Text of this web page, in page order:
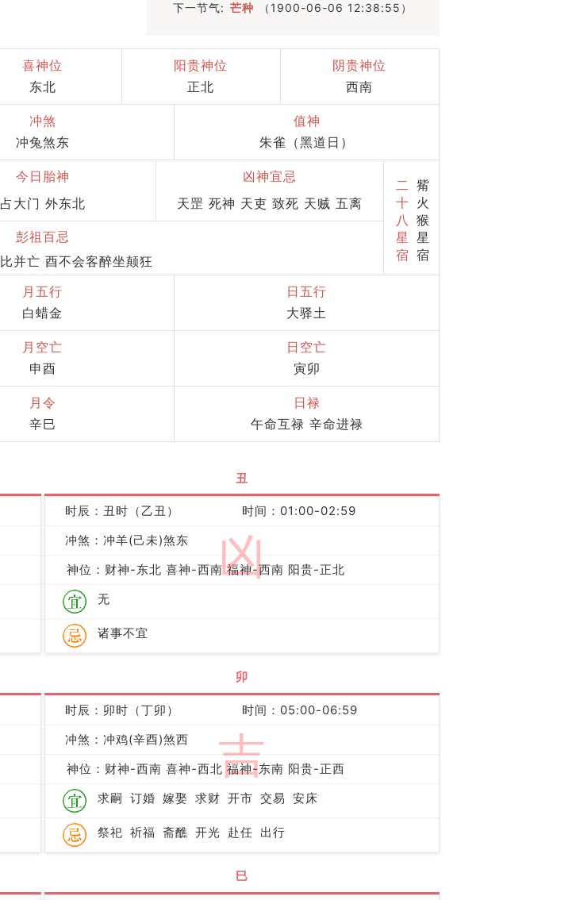
下一节气: 芒种 （1900-06-06 12:38:55）
喜神位
东北
阳贵神位
正北
阴贵神位
西南
冲煞
冲兔煞东
值神
朱雀（黑道日）
今日胎神
占大门 外东北
凶神宜忌
天罡 死神 天吏 致死 天贼 五离
彭祖百忌
己不破券二比并亡 酉不会客醉坐颠狂
二
十
八
星
宿
觜
火
猴
星
宿
月五行
白蜡金
日五行
大驿土
月空亡
申酉
日空亡
寅卯
月令
辛巳
日禄
午命互禄 辛命进禄
丑
凶
时辰：丑时（乙丑）
时间：01:00-02:59
冲煞：冲羊(己未)煞东
神位：财神-东北 喜神-西南 福神-西南 阳贵-正北
无
诸事不宜
卯
吉
时辰：卯时（丁卯）
时间：05:00-06:59
冲煞：冲鸡(辛酉)煞西
神位：财神-西南 喜神-西北 福神-东南 阳贵-正西
求嗣 订婚 嫁娶 求财 开市 交易 安床
祭祀 祈福 斋醮 开光 赴任 出行
巳